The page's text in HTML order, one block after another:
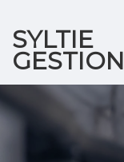
SYLTIE
GESTION